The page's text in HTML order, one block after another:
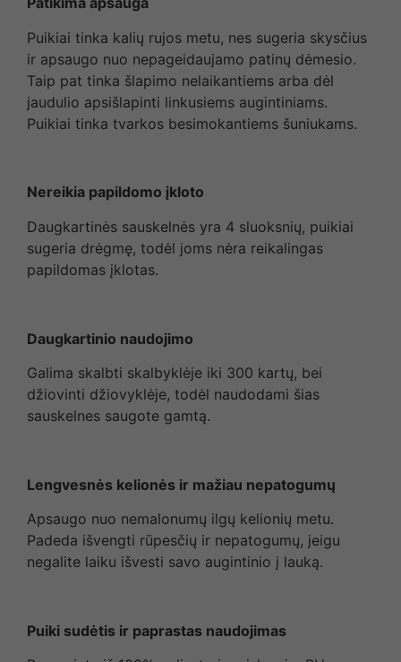
Puikiai tinka kalių rujos metu, nes sugeria skysčius
ir apsaugo nuo nepageidaujamo patinų dėmesio.
Taip pat tinka šlapimo nelaikantiems arba dėl
jaudulio apsišlapinti linkusiems augintiniams.
Puikiai tinka tvarkos besimokantiems šuniukams.
Nereikia papildomo įkloto
Daugkartinės sauskelnės yra 4 sluoksnių, puikiai
sugeria drėgmę, todėl joms nėra reikalingas
papildomas įklotas.
Daugkartinio naudojimo
Galima skalbti skalbyklėje iki 300 kartų, bei
džiovinti džiovyklėje, todėl naudodami šias
sauskelnes saugote gamtą.
Lengvesnės kelionės ir mažiau nepatogumų
Apsaugo nuo nemalonumų ilgų kelionių metu.
Padeda išvengti rūpesčių ir nepatogumų, jeigu
negalite laiku išvesti savo augintinio į lauką.
Puiki sudėtis ir paprastas naudojimas